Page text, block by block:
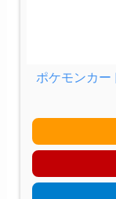
ポケモンカー